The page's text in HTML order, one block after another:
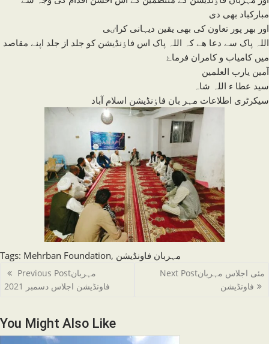
مبارکباد بھی دی
اور بھر پور تعاون کی بھی یقین دیہانی کراٸی
اللہ پاک سے دعا ھے کہ اللہ پاک اس فاٶنڈیشن کو جلد از جلد اپنے مقاصد
میں کامیاب و کامران فرماۓ
آمین یارب العلمین
سید عطا ء اللہ شاہ
سیکرٹری اطلاعات مہر بان فاٶنڈیشن اسلام آباد
Tags: Mehrban Foundation, مہربان فاونڈیشن
Read
more
Previous Postمہربان
فاونڈیشن اجلاس دسمبر 2021
Next Postمئی اجلاس مہربان
فاونڈیشن
You Might Also Like